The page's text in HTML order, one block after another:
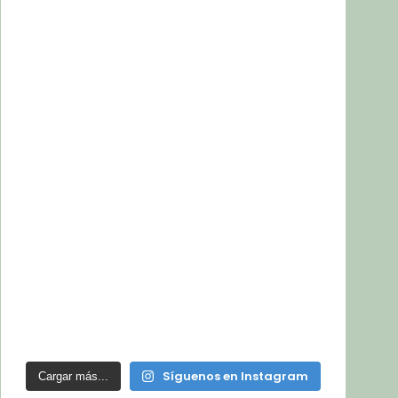
Cargar más... Síguenos en Instagram